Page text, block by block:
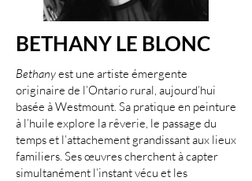
BETHANY LE BLONC
Bethanyest une artiste émergente
originaire de l’Ontario rural, aujourd’hui
basée à Westmount. Sa pratique en peinture
à l’huile explore la rêverie, le passage du
temps et l’attachement grandissant aux lieux
familiers. Ses œuvres cherchent à capter
simultanément l’instant vécu et les